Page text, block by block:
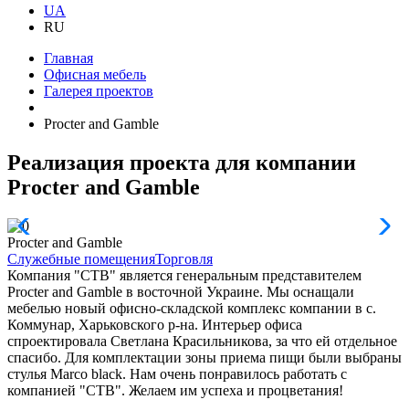
UA
RU
Главная
Офисная мебель
Галерея проектов
Procter and Gamble
Реализация проекта для компании
Procter and Gamble
Procter and Gamble
Служебные помещенияТорговля
Компания "СТВ" является генеральным представителем
Procter and Gamble в восточной Украине. Мы оснащали
мебелью новый офисно-складской комплекс компании в с.
Коммунар, Харьковского р-на. Интерьер офиса
спроектировала Светлана Красильникова, за что ей отдельное
спасибо. Для комплектации зоны приема пищи были выбраны
стулья Marco black. Нам очень понравилось работать с
компанией "СТВ". Желаем им успеха и процветания!